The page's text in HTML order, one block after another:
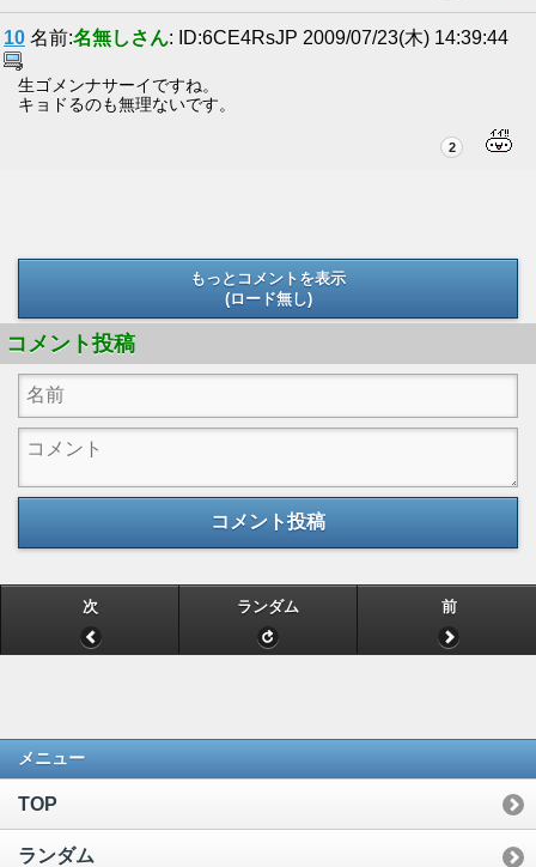
10 名前:名無しさん: ID:6CE4RsJP 2009/07/23(木) 14:39:44
生ゴメンナサーイですね。
キョドるのも無理ないです。
2
もっとコメントを表示
(ロード無し)
コメント投稿
コメント投稿
次 ランダム 前
メニュー
TOP
ランダム